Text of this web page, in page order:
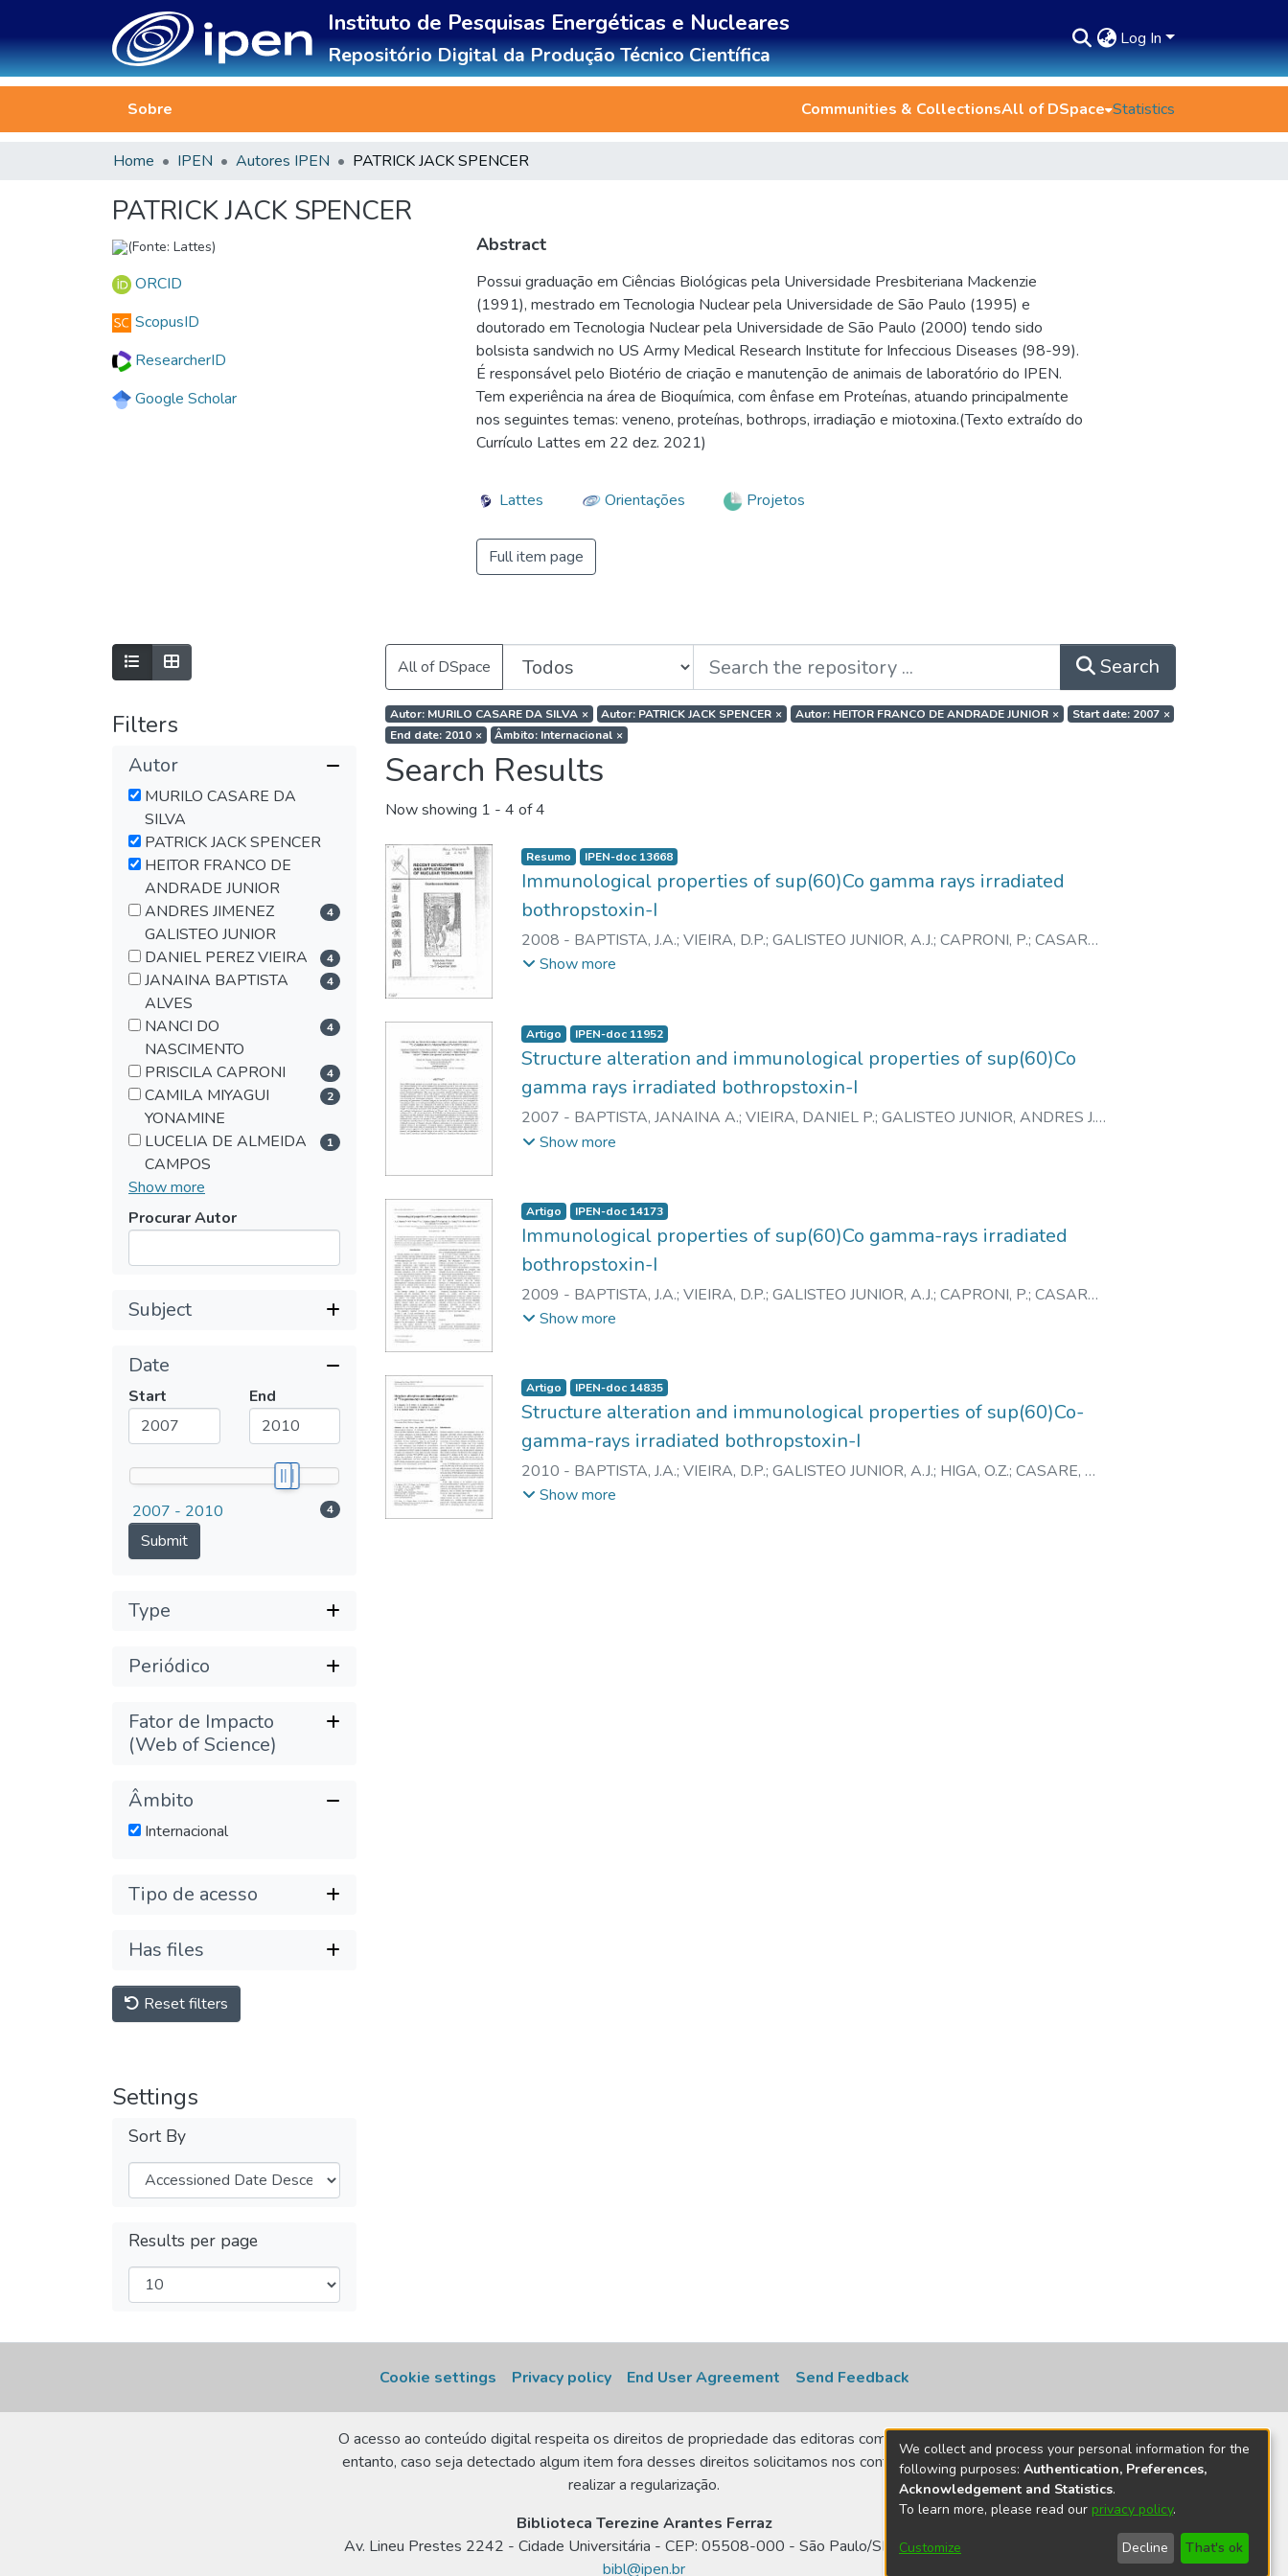
Instituto de Pesquisas Energéticas e Nucleares
Repositório Digital da Produção Técnico Científica
Log In
Sobre Communities & CollectionsAll of DSpace Statistics
Home IPEN Autores IPEN PATRICK JACK SPENCER
PATRICK JACK SPENCER
(Fonte: Lattes)
ORCID
ScopusID
ResearcherID
Google Scholar
Abstract
Possui graduação em Ciências Biológicas pela Universidade Presbiteriana Mackenzie
(1991), mestrado em Tecnologia Nuclear pela Universidade de São Paulo (1995) e
doutorado em Tecnologia Nuclear pela Universidade de São Paulo (2000) tendo sido
bolsista sandwich no US Army Medical Research Institute for Infeccious Diseases (98-99).
É responsável pelo Biotério de criação e manutenção de animais de laboratório do IPEN.
Tem experiência na área de Bioquímica, com ênfase em Proteínas, atuando principalmente
nos seguintes temas: veneno, proteínas, bothrops, irradiação e miotoxina.(Texto extraído do
Currículo Lattes em 22 dez. 2021)
Lattes Orientações Projetos
Full item page
Filters
Autor
MURILO CASARE DA
SILVA
PATRICK JACK SPENCER
HEITOR FRANCO DE
ANDRADE JUNIOR
4
ANDRES JIMENEZ
GALISTEO JUNIOR
4
DANIEL PEREZ VIEIRA
4
JANAINA BAPTISTA
ALVES
4
NANCI DO
NASCIMENTO
4
PRISCILA CAPRONI
2
CAMILA MIYAGUI
YONAMINE
1
LUCELIA DE ALMEIDA
CAMPOS
Show more
Procurar Autor
Subject
Date
Start End
Submit
2007 - 2010 4
Submit
Type
Periódico
Fator de Impacto
(Web of Science)
Âmbito
Internacional
Tipo de acesso
Has files
Reset filters
Settings
Sort By
Results per page
All of DSpace Search
Autor: MURILO CASARE DA SILVA × Autor: PATRICK JACK SPENCER × Autor: HEITOR FRANCO DE ANDRADE JUNIOR × Start date: 2007 ×
End date: 2010 × Âmbito: Internacional ×
Search Results
Now showing 1 - 4 of 4
Resumo IPEN-doc 13668
Immunological properties of sup(60)Co gamma rays irradiated
bothropstoxin-I
2008 - BAPTISTA, J.A.;VIEIRA, D.P.;GALISTEO JUNIOR, A.J.;CAPRONI, P.;CASARE,
M. ;ANDRADE JUNIOR, H.F.
Show more
Artigo IPEN-doc 11952
Structure alteration and immunological properties of sup(60)Co
gamma rays irradiated bothropstoxin-I
2007 - BAPTISTA, JANAINA A.;VIEIRA, DANIEL P.;GALISTEO JUNIOR, ANDRES J.;
YONAMINE, CAMILA M.
Show more
Artigo IPEN-doc 14173
Immunological properties of sup(60)Co gamma-rays irradiated
bothropstoxin-I
2009 - BAPTISTA, J.A.;VIEIRA, D.P.;GALISTEO JUNIOR, A.J.;CAPRONI, P.;CASARE,
M. ;ANDRADE JUNIOR, H.F. de
Show more
Artigo IPEN-doc 14835
Structure alteration and immunological properties of sup(60)Co-
gamma-rays irradiated bothropstoxin-I
2010 - BAPTISTA, J.A.;VIEIRA, D.P.;GALISTEO JUNIOR, A.J.; HIGA, O.Z.;CASARE, M.
YONAMINE, C.M.
Show more
Cookie settings Privacy policy End User Agreement Send Feedback
O acesso ao conteúdo digital respeita os direitos de propriedade das editoras comerciais, no
entanto, caso seja detectado algum item fora desses direitos solicitamos nos contatar para
realizar a regularização.
Biblioteca Terezine Arantes Ferraz
Av. Lineu Prestes 2242 - Cidade Universitária - CEP: 05508-000 - São Paulo/SP - Brasil
bibl@ipen.br
We collect and process your personal information for the
following purposes: Authentication, Preferences,
Acknowledgement and Statistics.
To learn more, please read our privacy policy.
Customize Decline That's ok